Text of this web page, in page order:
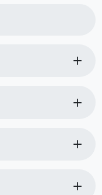
add
add
add
add